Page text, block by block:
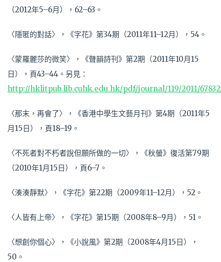
（2012年5–6月），62–63。
〈隱匿的對話〉，《字花》第34期（2011年11–12月），54。
〈蒙羅麗莎的微笑〉，《聲韻詩刊》第2期（2011年10月15
日），頁43–44。另見：
http://hklitpub.lib.cuhk.edu.hk/pdf/journal/119/2011/
〈那末，再會了〉，《香港中學生文藝月刊》第4期（2011年5
月15日），頁18–19。
〈不死者對不朽者說但願所做的一切〉，《秋螢》復活第79期
（2010年1月15日），頁6–7。
〈湊湊靜默〉，《字花》第22期（2009年11–12月），52。
〈人皆有上帝〉，《字花》第15期（2008年8–9月），51。
〈想創你個心〉，《小說風》第2期（2008年4月15日），
50。